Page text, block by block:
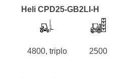
Heli CPD25-GB2LI-H
4800, triplo 2500